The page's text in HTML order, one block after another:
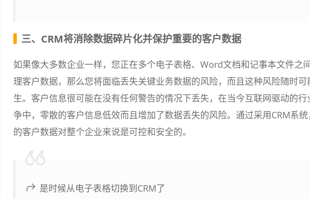
三、CRM将消除数据碎片化并保护重要的客户数据
如果像大多数企业一样，您正在多个电子表格、Word文档和记事本文件之
理客户数据，那么您将面临丢失关键业务数据的风险，而且这种风险随时可
生。客户信息很可能在没有任何警告的情况下丢失，在当今互联网驱动的行
争中，零散的客户信息低效而且增加了数据丢失的风险。通过采用CRM系统
的客户数据对整个企业来说是可控和安全的。
是时候从电子表格切换到CRM了